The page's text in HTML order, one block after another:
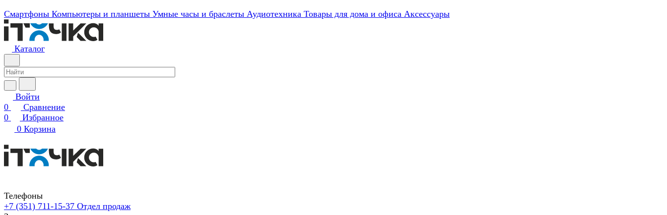
Смартфоны Компьютеры и планшеты Умные часы и браслеты Аудиотехника Товары для дома и офиса Аксессуары
Каталог
Войти
0
Сравнение
0
Избранное
0 Корзина
Телефоны
+7 (351) 711-15-37 Отдел продаж